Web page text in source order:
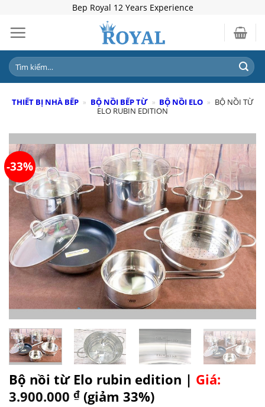
content
Bep Royal 12 Years Experience
Tìm
kiếm:
THIẾT BỊ NHÀ BẾP » BỘ NỒI BẾP TỪ » BỘ NỒI ELO » BỘ NỒI TỪ
ELO RUBIN EDITION
-33%
Bộ nồi từ Elo rubin edition | Giá:
3.900.000 ₫ (giảm 33%)